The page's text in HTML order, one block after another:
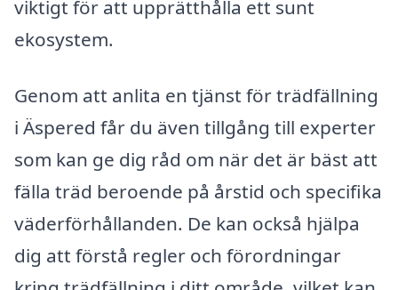
viktigt för att upprätthålla ett sunt
ekosystem.
Genom att anlita en tjänst för trädfällning
i Äspered får du även tillgång till experter
som kan ge dig råd om när det är bäst att
fälla träd beroende på årstid och specifika
väderförhållanden. De kan också hjälpa
dig att förstå regler och förordningar